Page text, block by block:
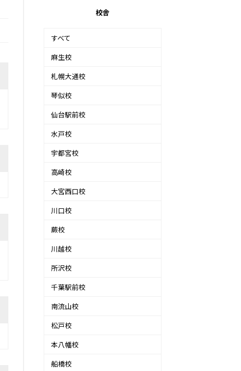
校舎
すべて
麻生校
札幌大通校
琴似校
仙台駅前校
水戸校
宇都宮校
高崎校
大宮西口校
川口校
蕨校
川越校
所沢校
千葉駅前校
南流山校
松戸校
本八幡校
船橋校